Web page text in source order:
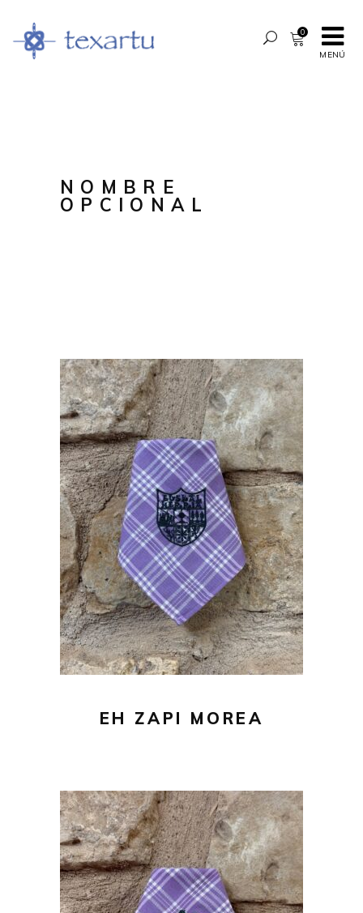
MENÚ
0
NOMBRE
OPCIONAL
18,00€
AÑADIR AL CARRITO
EH ZAPI MOREA